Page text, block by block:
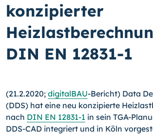
konzipierter
DIN EN 12831-1
(21.2.2020; digitalBAU-Bericht) Data
(DDS) hat eine neu konzipierte
nach DIN EN 12831-1 in sein TGA-
DDS-CAD integriert und in Köln